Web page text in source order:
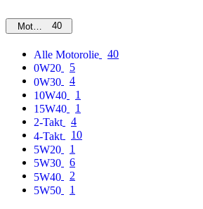
Motorolie40
Alle Motorolie
40
0W20
5
0W30
4
10W40
1
15W40
1
2-Takt
4
4-Takt
10
5W20
1
5W30
6
5W40
2
5W50
1